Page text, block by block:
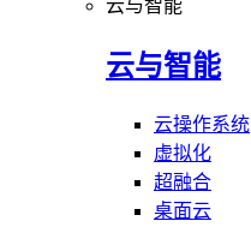
云与智能
云与智能
云操作系统
虚拟化
超融合
桌面云